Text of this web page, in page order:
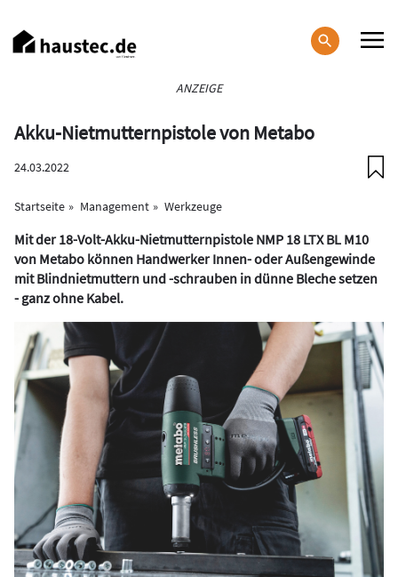
zum
Inhalt
ANZEIGE
Akku-Nietmutternpistole von Metabo
24.03.2022
Startseite Management Werkzeuge
Mit der 18-Volt-Akku-Nietmutternpistole NMP 18 LTX BL M10
von Metabo können Handwerker Innen- oder Außengewinde
mit Blindnietmuttern und -schrauben in dünne Bleche setzen
- ganz ohne Kabel.